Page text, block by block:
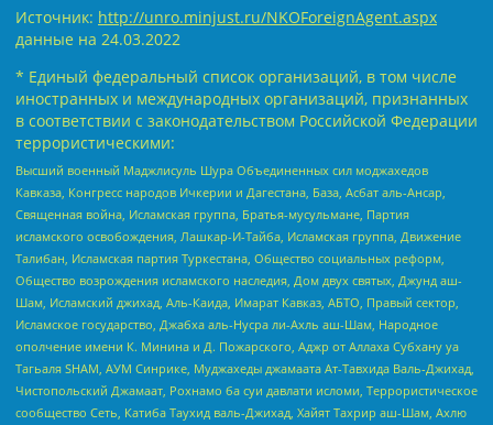
Источник: http://unro.minjust.ru/NKOForeignAgent.aspx
данные на 24.03.2022
* Единый федеральный список организаций, в том числе
иностранных и международных организаций, признанных
в соответствии с законодательством Российской Федерации
террористическими:
Высший военный Маджлисуль Шура Объединенных сил моджахедов
Кавказа, Конгресс народов Ичкерии и Дагестана, База, Асбат аль-Ансар,
Священная война, Исламская группа, Братья-мусульмане, Партия
исламского освобождения, Лашкар-И-Тайба, Исламская группа, Движение
Талибан, Исламская партия Туркестана, Общество социальных реформ,
Общество возрождения исламского наследия, Дом двух святых, Джунд аш-
Шам, Исламский джихад, Аль-Каида, Имарат Кавказ, АБТО, Правый сектор,
Исламское государство, Джабха аль-Нусра ли-Ахль аш-Шам, Народное
ополчение имени К. Минина и Д. Пожарского, Аджр от Аллаха Субхану уа
Тагьаля SHAM, АУМ Синрике, Муджахеды джамаата Ат-Тавхида Валь-Джихад,
Чистопольский Джамаат, Рохнамо ба суи давлати исломи, Террористическое
сообщество Сеть, Катиба Таухид валь-Джихад, Хайят Тахрир аш-Шам, Ахлю